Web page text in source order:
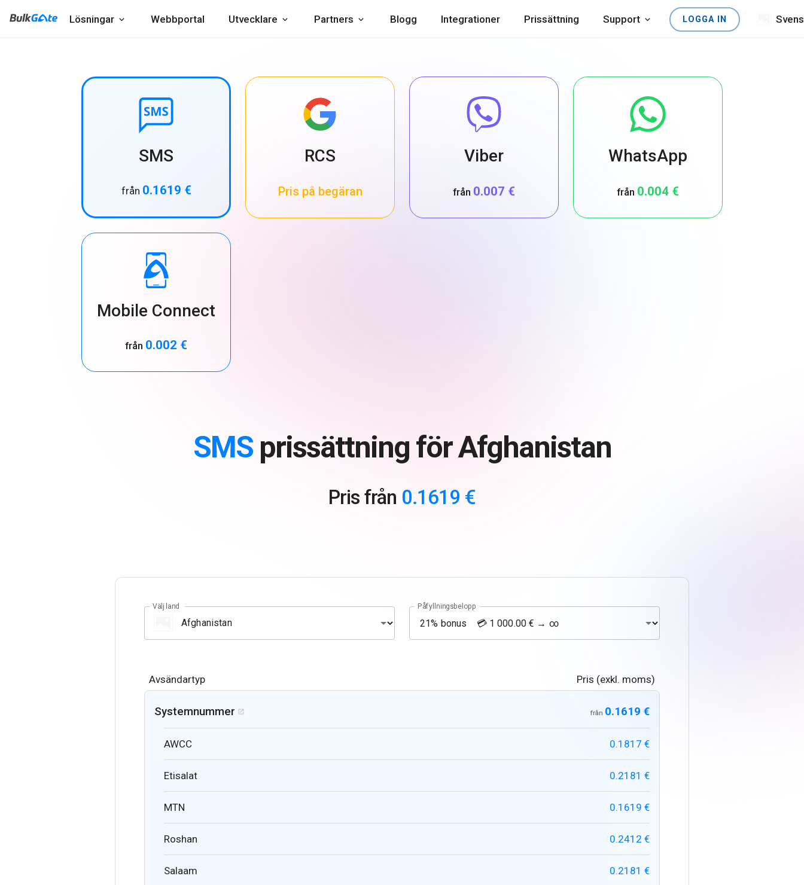
Lösningar Webbportal Utvecklare Partners Blogg Integrationer Prissättning Support LOGGA IN
SMS
från 0.1619 €
RCS
Pris på begäran
Viber
från 0.007 €
WhatsApp
från 0.004 €
Mobile Connect
från 0.002 €
SMSprissättning för Afghanistan
Pris från 0.1619 €
Välj land Påfyllningsbelopp
Avsändartyp Pris (exkl. moms)
Systemnummer  från 0.1619 €
AWCC 0.1817 €
Etisalat 0.2181 €
MTN 0.1619 €
Roshan 0.2412 €
Salaam 0.2181 €